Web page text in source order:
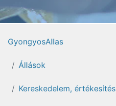
GyongyosAllas
Állások
Kereskedelem, értékesítés